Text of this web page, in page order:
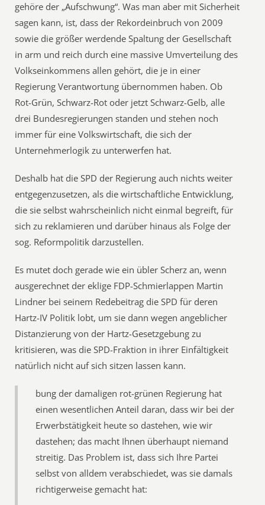
gehöre der „Aufschwung“. Was man aber mit Sicherheit
sagen kann, ist, dass der Rekordeinbruch von 2009
sowie die größer werdende Spaltung der Gesellschaft
in arm und reich durch eine massive Umverteilung des
Volkseinkommens allen gehört, die je in einer
Regierung Verantwortung übernommen haben. Ob
Rot-Grün, Schwarz-Rot oder jetzt Schwarz-Gelb, alle
drei Bundesregierungen standen und stehen noch
immer für eine Volkswirtschaft, die sich der
Unternehmerlogik zu unterwerfen hat.
Deshalb hat die SPD der Regierung auch nichts weiter
entgegenzusetzen, als die wirtschaftliche Entwicklung,
die sie selbst wahrscheinlich nicht einmal begreift, für
sich zu reklamieren und darüber hinaus als Folge der
sog. Reformpolitik darzustellen.
Es mutet doch gerade wie ein übler Scherz an, wenn
ausgerechnet der eklige FDP-Schmierlappen Martin
Lindner bei seinem Redebeitrag die SPD für deren
Hartz-IV Politik lobt, um sie dann wegen angeblicher
Distanzierung von der Hartz-Gesetzgebung zu
kritisieren, was die SPD-Fraktion in ihrer Einfältigkeit
natürlich nicht auf sich sitzen lassen kann.
bung der damaligen rot-grünen Regierung hat
einen wesentlichen Anteil daran, dass wir bei der
Erwerbstätigkeit heute so dastehen, wie wir
dastehen; das macht Ihnen überhaupt niemand
streitig. Das Problem ist, dass sich Ihre Partei
selbst von alldem verabschiedet, was sie damals
richtigerweise gemacht hat: